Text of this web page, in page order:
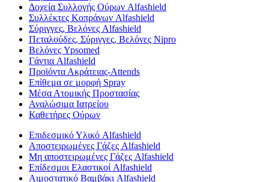
Δοχεία Συλλογής Ούρων Alfashield
Συλλέκτες Κοπράνων Alfashield
Σύριγγες, Βελόνες Alfashield
Πεταλούδες, Σύριγγες, Βελόνες Nipro
Βελόνες Ypsomed
Γάντια Alfashield
Προϊόντα Ακράτειας-Attends
Επίθεμα σε μορφή Spray
Μέσα Ατομικής Προστασίας
Αναλώσιμα Ιατρείου
Καθετήρες Ούρων
Επιδεσμικό Υλικό Alfashield
Αποστειρωμένες Γάζες Alfashield
Μη αποστειρωμένες Γάζες Alfashield
Επίδεσμοι Ελαστικοί Alfashield
Αιμοστατικό Βαμβάκι Alfashield